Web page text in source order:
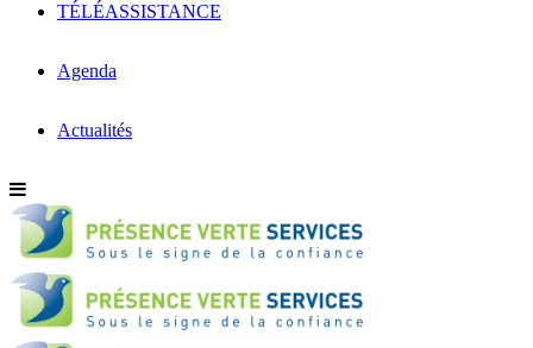
TÉLÉASSISTANCE
Agenda
Actualités